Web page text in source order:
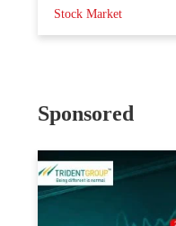
Stock Market
Sponsored